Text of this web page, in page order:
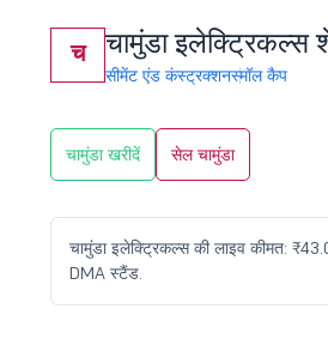
च चामुंडा इलेक्ट्रिकल्स
सीमेंट एंड कंस्ट्रक्शनस्मॉल कैप
चामुंडा खरीदें सेल चामुंडा
चामुंडा इलेक्ट्रिकल्स की लाइव कीमत:
DMA स्टैंड.